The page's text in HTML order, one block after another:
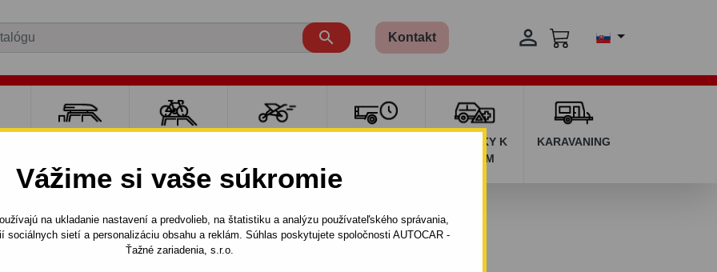
Vážime si vaše súkromie
na ukladanie nastavení a predvolieb, na štatistiku a analýzu používateľského správania,
sociálnych sietí a personalizáciu obsahu a reklám. Súhlas poskytujete spoločnosti AUTOCAR -
Ťažné zariadenia, s.r.o.
 Kontakt 
DOPLNKY K
AUTÁM
KARAVANING
bajonetový systém - od 2006 do